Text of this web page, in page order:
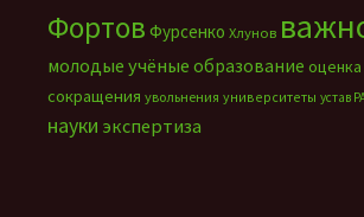
Фортов Фурсенко Хлунов
молодые учёные образование
сокращения увольнения университеты устав
науки экспертиза